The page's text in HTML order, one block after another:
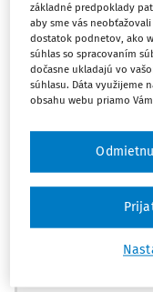
Celý
obsahu a
zdarma,
Vďaka
základné predpoklady
aby sme vás
dostatok podnetov, ako
súhlas so spracovaním
dočasne ukladajú vo
súhlasu. Dáta využijeme
obsahu webu priamo